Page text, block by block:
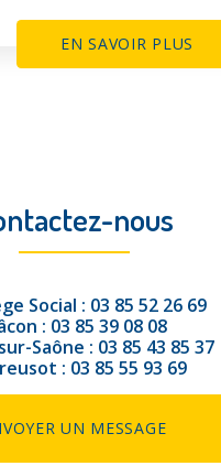
EN SAVOIR PLUS
nous
Social : 03 85 52 26 69
: 03 85 39 08 08
Saône : 03 85 43 85 37
: 03 85 55 93 69
UN MESSAGE